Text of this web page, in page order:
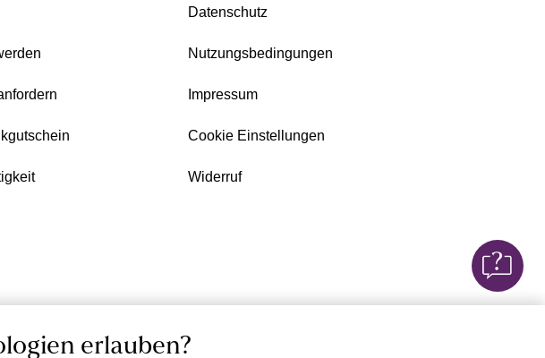
Datenschutz
Nutzungsbedingungen
Impressum
Cookie Einstellungen
Widerruf
erlauben?